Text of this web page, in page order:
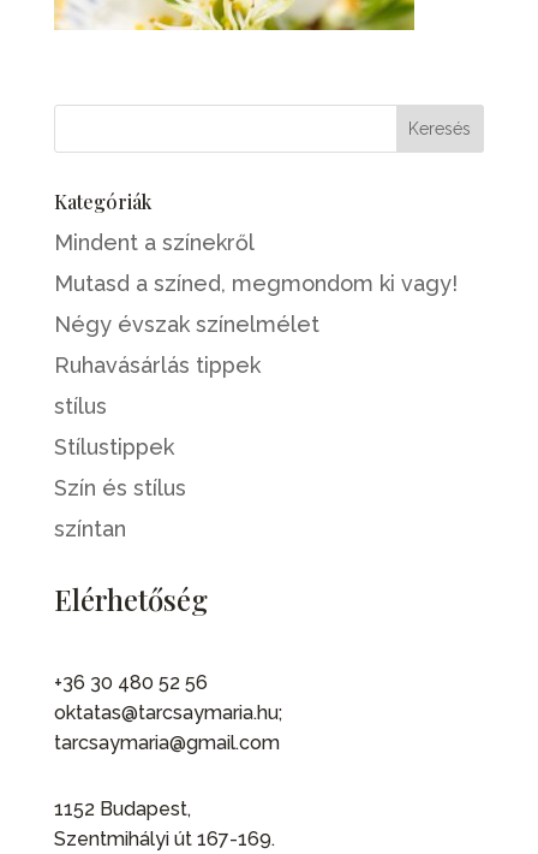
Kategóriák
Mindent a színekről
Mutasd a színed, megmondom ki vagy!
Négy évszak színelmélet
Ruhavásárlás tippek
stílus
Stílustippek
Szín és stílus
színtan
Elérhetőség
+36 30 480 52 56
oktatas@tarcsaymaria.hu;
tarcsaymaria@gmail.com
1152 Budapest,
Szentmihályi út 167-169.